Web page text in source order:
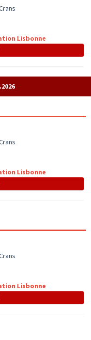
Lisbonne
Lisbonne
Lisbonne